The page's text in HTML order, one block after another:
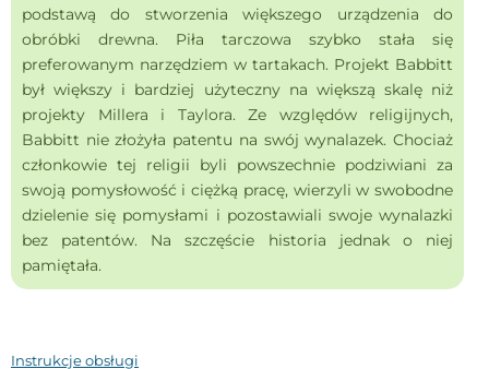
podstawą do stworzenia większego urządzenia do
obróbki drewna. Piła tarczowa szybko stała się
preferowanym narzędziem w tartakach. Projekt Babbitt
był większy i bardziej użyteczny na większą skalę niż
projekty Millera i Taylora. Ze względów religijnych,
Babbitt nie złożyła patentu na swój wynalazek. Chociaż
członkowie tej religii byli powszechnie podziwiani za
swoją pomysłowość i ciężką pracę, wierzyli w swobodne
dzielenie się pomysłami i pozostawiali swoje wynalazki
bez patentów. Na szczęście historia jednak o niej
pamiętała.
Instrukcje obsługi